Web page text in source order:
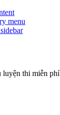
menu
luyện thi miễn phí